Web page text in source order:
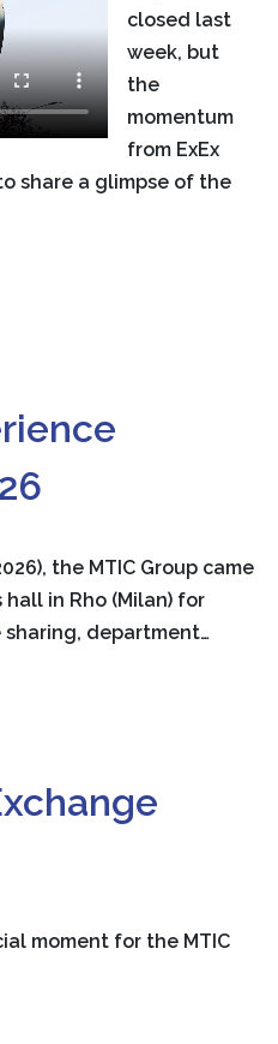
closed last
week, but
the
momentum
from ExEx
share a glimpse of the
the MTIC Group came
in Rho (Milan) for
department…
moment for the MTIC